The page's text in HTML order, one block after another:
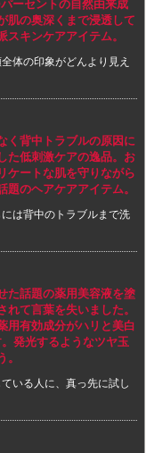
ーセントの自然由来成
肌の奥深くまで浸透して
キンケアアイテム。
体の印象がどんより見え
く背中トラブルの原因に
た低刺激ケアの逸品。お
ケートな肌を守りながら
のヘアケアアイテム。
は背中のトラブルまで洗
た話題の薬用美容液を塗
て言葉を失いました。
用有効成分がハリと美白
発光するようなツヤ玉
いる人に、真っ先に試し